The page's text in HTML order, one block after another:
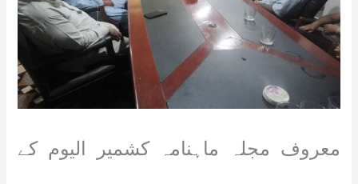
معروف مجلہ ماہنامہ کشمیر الیوم کے